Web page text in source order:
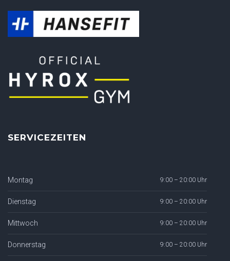
SERVICEZEITEN
Montag 9:00 – 20:00 Uhr
Dienstag 9:00 – 20:00 Uhr
Mittwoch 9:00 – 20:00 Uhr
Donnerstag 9:00 – 20:00 Uhr